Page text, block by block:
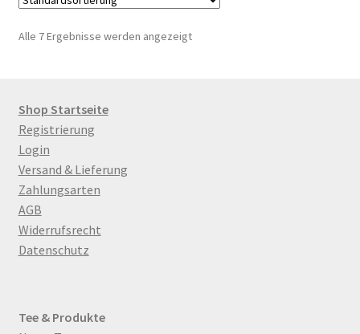
Alle 7 Ergebnisse werden angezeigt
Shop Startseite
Registrierung
Login
Versand & Lieferung
Zahlungsarten
AGB
Widerrufsrecht
Datenschutz
Tee & Produkte